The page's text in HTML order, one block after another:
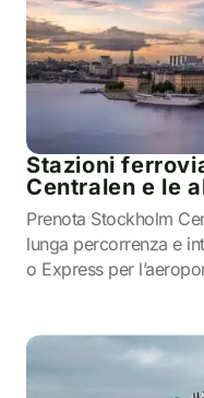
Stazioni
Centralen e le
Prenota Stockholm
lunga percorrenza e
o Express per